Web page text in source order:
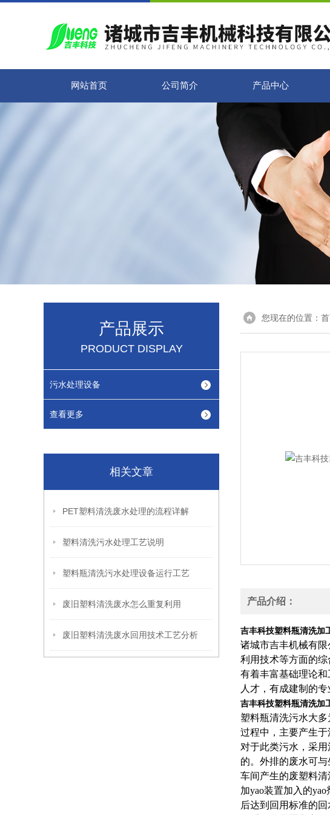
网站首页 公司简介 产品中心
产品展示
PRODUCT DISPLAY
污水处理设备
查看更多
相关文章
PET塑料清洗废水处理的流程详解
塑料清洗污水处理工艺说明
塑料瓶清洗污水处理设备运行工艺
废旧塑料清洗废水怎么重复利用
废旧塑料清洗废水回用技术工艺分析
您现在的位置：
产品介绍：
吉丰科技塑料瓶清洗加
诸城市吉丰机械有
利用技术等方面的
有着丰富基础理论
人才，有成建制的
吉丰科技塑料瓶清洗加
塑料瓶清洗污水大
过程中，主要产生于
对于此类污水，采
的。外排的废水可
车间产生的废塑料
加yao装置加入的
后达到回用标准的回